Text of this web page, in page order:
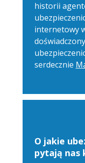
historii
internetowy
serdecznie
O jakie
pytają nas